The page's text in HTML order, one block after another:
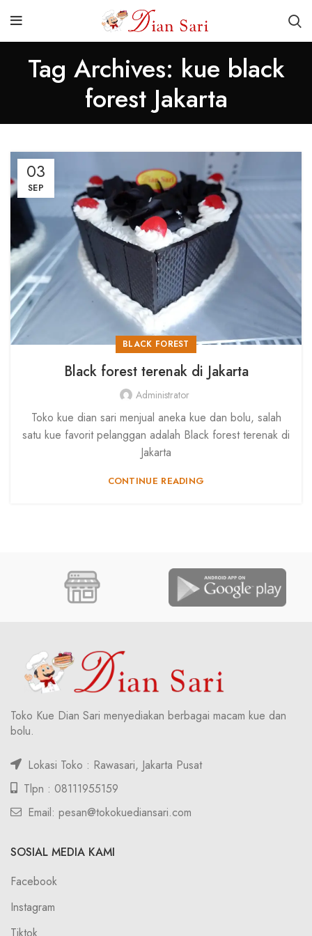
Tag Archives: kue black
forest Jakarta
03
SEP
BLACK FOREST
Black forest terenak di Jakarta
Administrator
Toko kue dian sari menjual aneka kue dan bolu, salah
satu kue favorit pelanggan adalah Black forest terenak di
Jakarta
CONTINUE READING
Toko Kue Dian Sari menyediakan berbagai macam kue dan
bolu.
Lokasi Toko : Rawasari, Jakarta Pusat
Tlpn : 08111955159
Email: pesan@tokokuediansari.com
SOSIAL MEDIA KAMI
Facebook
Instagram
Tiktok